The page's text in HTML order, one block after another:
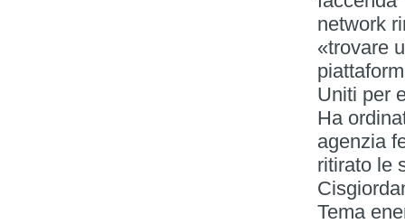
network
«trovare
Uniti per
Ha
agenzia
ritirato le
Tema